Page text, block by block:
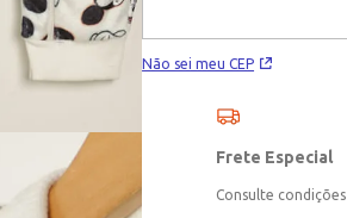
Não sei meu CEP
Frete Especial
Consulte condições